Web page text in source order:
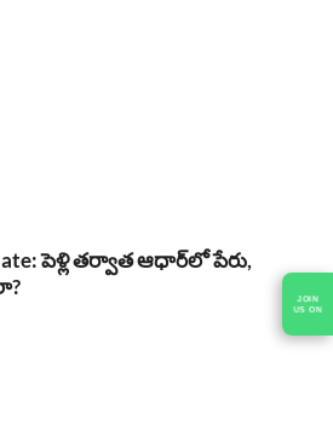
పెళ్లి తర్వాత ఆధార్‌లో పేరు,